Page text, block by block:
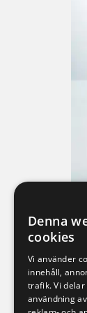
Denna
cookies
Vi använder
innehåll,
trafik. Vi
användning